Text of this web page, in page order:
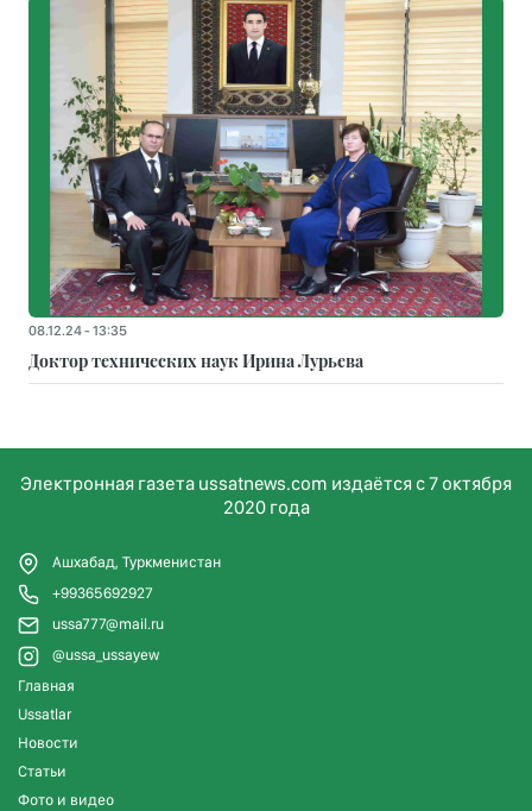
08.12.24 - 13:35
Доктор технических наук Ирина Лурьева
Электронная газета ussatnews.com издаётся с 7 октября
2020 года
Ашхабад, Туркменистан
+99365692927
ussa777@mail.ru
@ussa_ussayew
Главная
Ussatlar
Новости
Статьи
Фото и видео